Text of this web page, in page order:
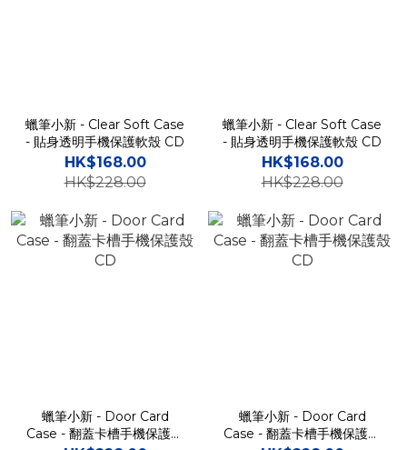
蠟筆小新 - Clear Soft Case
- 貼身透明手機保護軟殼 CD
HK$168.00
HK$228.00
蠟筆小新 - Clear Soft Case
- 貼身透明手機保護軟殼 CD
HK$168.00
HK$228.00
蠟筆小新 - Door Card
Case - 翻蓋卡槽手機保護殼
蠟筆小新 - Door Card
Case - 翻蓋卡槽手機保護殼